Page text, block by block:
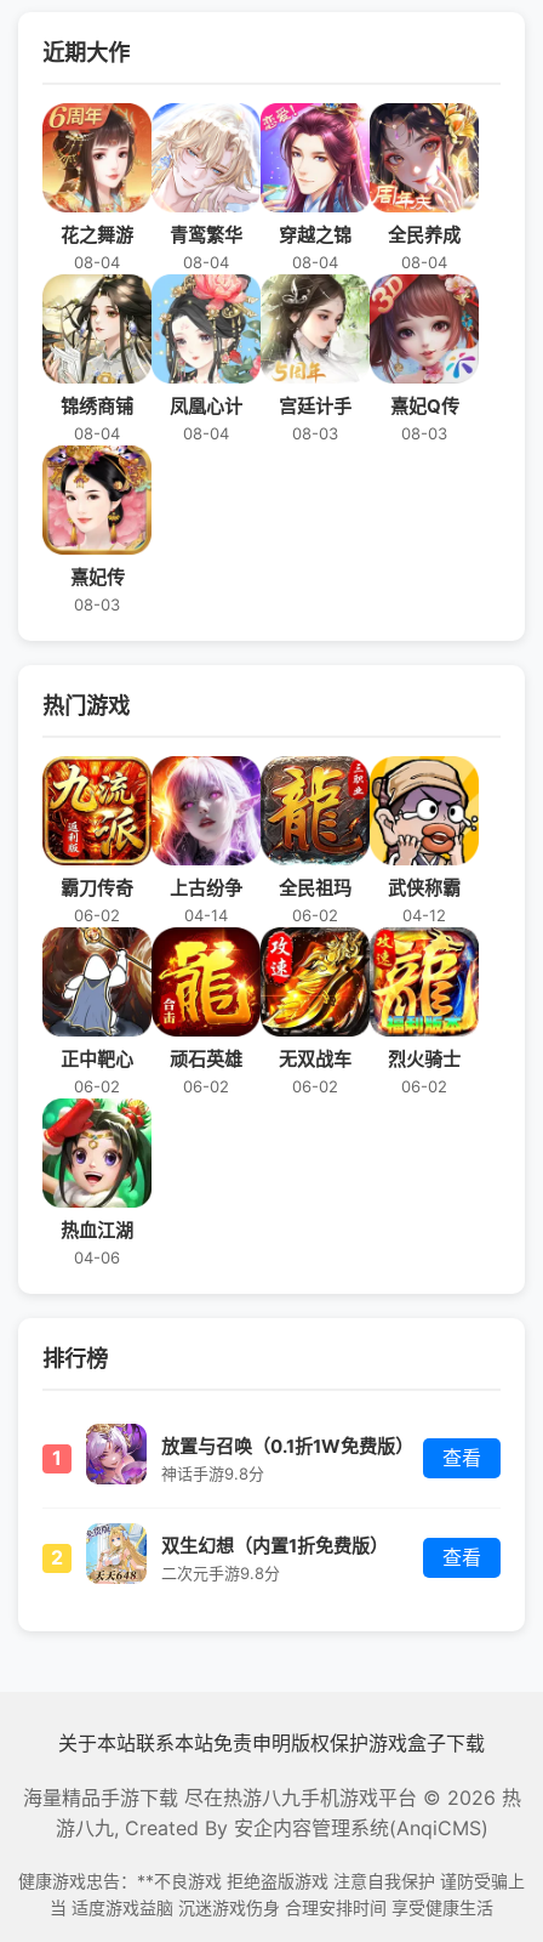
近期大作
花之舞游
08-04
青鸾繁华
08-04
穿越之锦
08-04
全民养成
08-04
锦绣商铺
08-04
凤凰心计
08-04
宫廷计手
08-03
熹妃Q传
08-03
熹妃传
08-03
热门游戏
霸刀传奇
06-02
上古纷争
04-14
全民祖玛
06-02
武侠称霸
04-12
正中靶心
06-02
顽石英雄
06-02
无双战车
06-02
烈火骑士
06-02
热血江湖
04-06
排行榜
1 放置与召唤（0.1折1W免费版）
神话手游9.8分
查看
2 双生幻想（内置1折免费版）
二次元手游9.8分
查看
关于本站联系本站免责申明版权保护游戏盒子下载
海量精品手游下载 尽在热游八九手机游戏平台 © 2026 热
游八九, Created By 安企内容管理系统(AnqiCMS)
健康游戏忠告：**不良游戏 拒绝盗版游戏 注意自我保护 谨防受骗上
当 适度游戏益脑 沉迷游戏伤身 合理安排时间 享受健康生活